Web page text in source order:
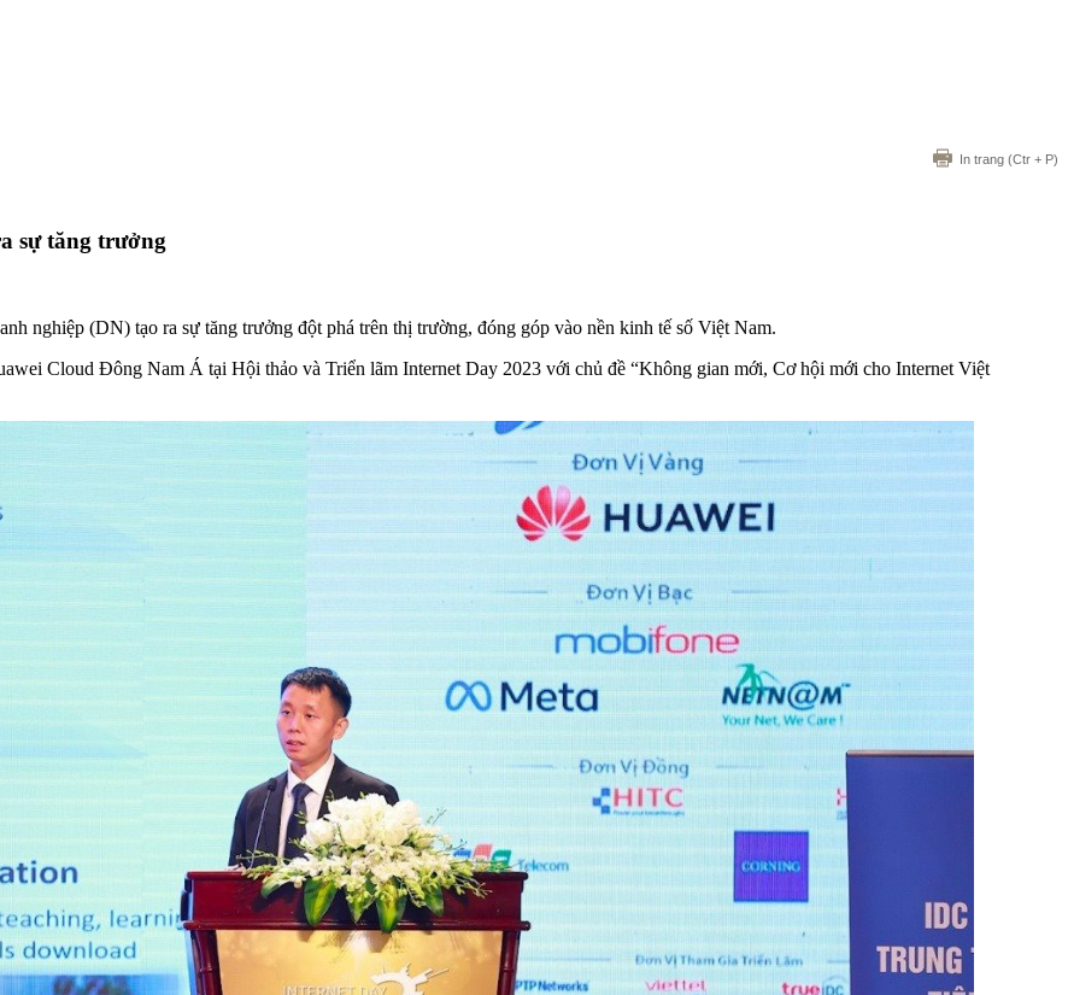
In trang (Ctr + P)
sự tăng trưởng
nghiệp (DN) tạo ra sự tăng trưởng đột phá trên thị trường, đóng góp vào nền kinh tế số Việt Nam.
Cloud Đông Nam Á tại Hội thảo và Triển lãm Internet Day 2023 với chủ đề “Không gian mới, Cơ hội mới cho Internet Việt